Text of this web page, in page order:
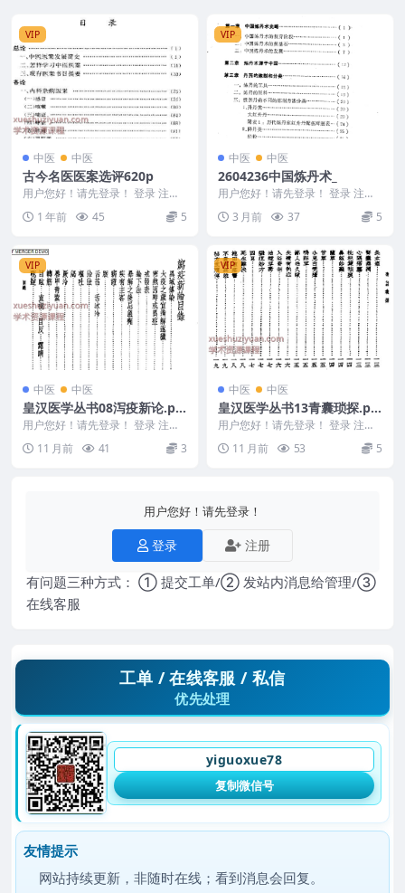
VIP
中医 中医
古今名医医案选评620p
用户您好！请先登录！ 登录 注册
古今名医医案选评 2505400-387
&n...1 年前 45 5
VIP
中医 中医
2604236中国炼丹术_
用户您好！请先登录！ 登录 注册
中国炼丹术 2604236 以下内容为
整理的相...
3 月前 37 5
VIP
中医 中医
皇汉医学丛书08泻疫新论.pd
f用户您好！请先登录！ 登录 注册
皇汉医学丛书08泻疫新论.pdf 250
540...11 月前 41 3
VIP
中医 中医
皇汉医学丛书13青囊琐探.pd
f用户您好！请先登录！ 登录 注册
皇汉医学丛书13青囊琐探.pdf 250
540...11 月前 53 5
用户您好！请先登录！
登录 注册
有问题三种方式： ① 提交工单/② 发站内消息给管理/③
在线客服
工单 / 在线客服 / 私信
优先处理
yiguoxue78
复制微信号
友情提示
网站持续更新，非随时在线；看到消息会回复。